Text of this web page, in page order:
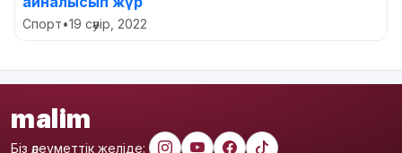
Спорт•19 сәуір, 2022
malim
Біз әлеуметтік желіде: